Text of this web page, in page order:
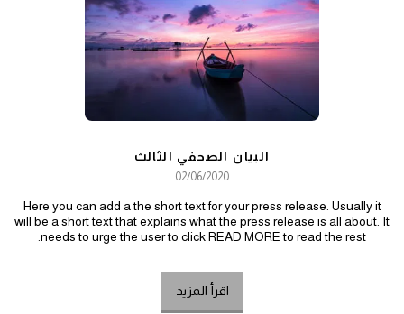
البيان الصحفي الثالث
02/06/2020
Here you can add a the short text for your press release. Usually it
will be a short text that explains what the press release is all about. It
needs to urge the user to click READ MORE to read the rest.
اقرأ المزيد